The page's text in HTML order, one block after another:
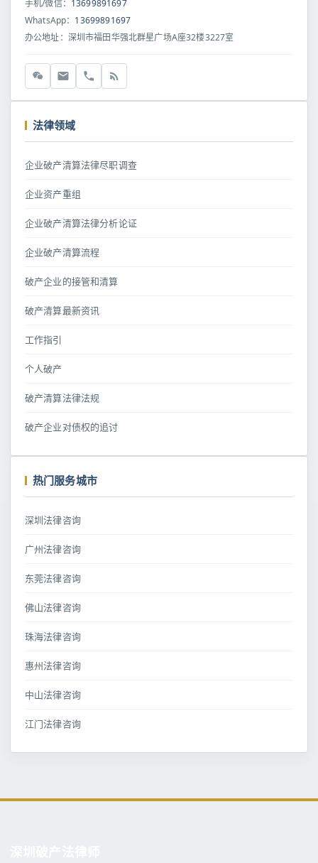
手机/微信： 13699891697
WhatsApp： 13699891697
办公地址：深圳市福田华强北群星广场A座32楼3227室
法律领域
企业破产清算法律尽职调查
企业资产重组
企业破产清算法律分析论证
企业破产清算流程
破产企业的接管和清算
破产清算最新资讯
工作指引
个人破产
破产清算法律法规
破产企业对债权的追讨
热门服务城市
深圳法律咨询
广州法律咨询
东莞法律咨询
佛山法律咨询
珠海法律咨询
惠州法律咨询
中山法律咨询
江门法律咨询